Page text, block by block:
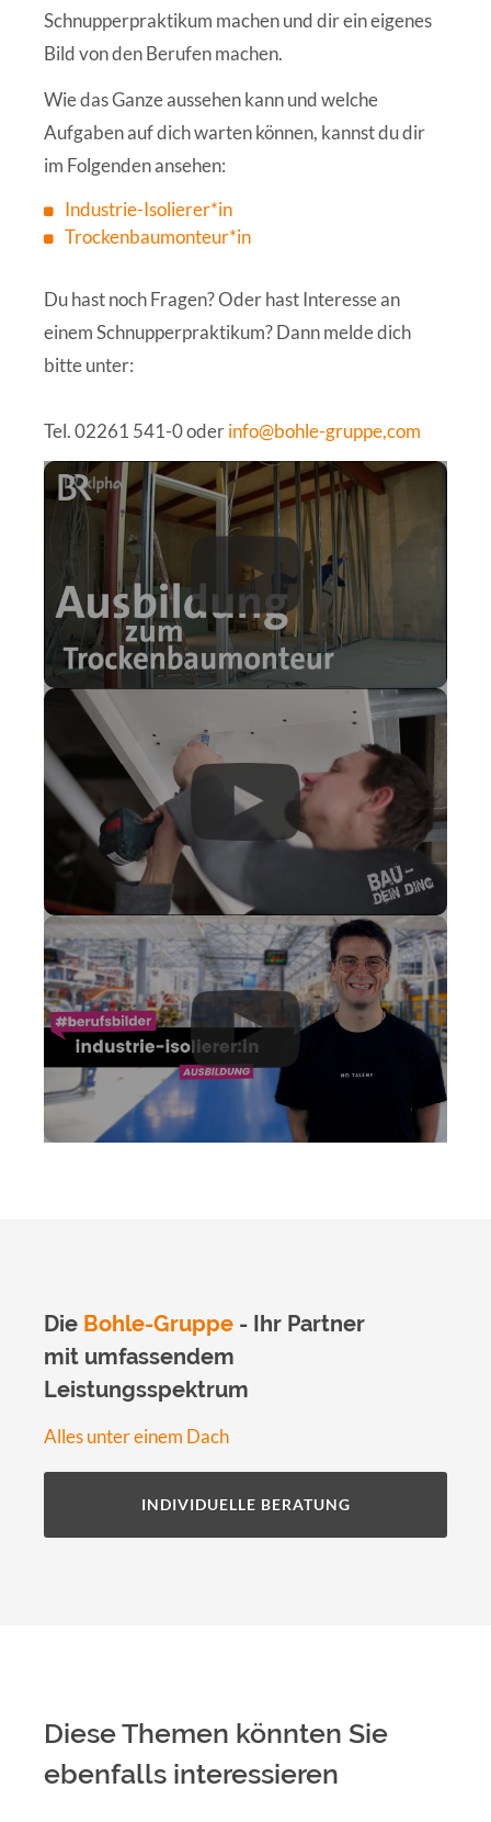
Schnupperpraktikum machen und dir ein eigenes
Bild von den Berufen machen.
Wie das Ganze aussehen kann und welche
Aufgaben auf dich warten können, kannst du dir
im Folgenden ansehen:
Industrie-Isolierer*in
Trockenbaumonteur*in
Du hast noch Fragen? Oder hast Interesse an
einem Schnupperpraktikum? Dann melde dich
bitte unter:
Tel. 02261 541-0 oderinfo@bohle-gruppe,com
Die Bohle-Gruppe - Ihr Partner
mit umfassendem
Leistungsspektrum
Alles unter einem Dach
INDIVIDUELLE BERATUNG
Diese Themen könnten Sie
ebenfalls interessieren